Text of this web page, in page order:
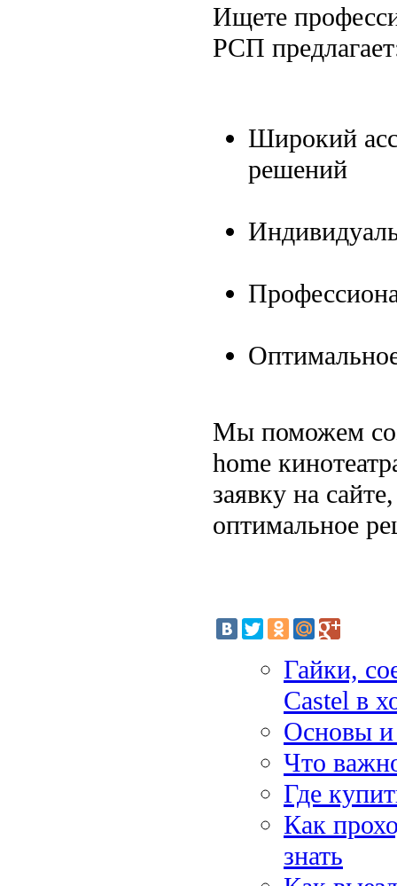
Ищете
РСП
Широкий
решений
Мы поможем
home
заявку на
оптимальное
Гайки,
Castel в
Основы и
Что
Где
Как
знать